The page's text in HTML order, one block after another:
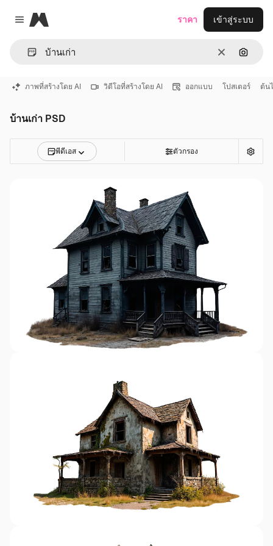
Close menu
Magnific
ชัดเจนค้นหา
ราคา เข้าสู่ระบบ
ภาพที่สร้างโดย AI วิดีโอที่สร้างโดย AI ออกแบบ โปสเตอร์ ต้น
บ้านเก่า PSD
พีดีเอส ตัวกรอง